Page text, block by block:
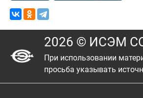
2026 © ИСЭМ
При использовании
просьба указывать